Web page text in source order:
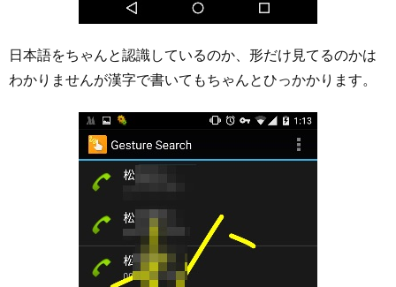
日本語をちゃんと認識しているのか、形だけ見てるのかは
わかりませんが漢字で書いてもちゃんとひっかかります。